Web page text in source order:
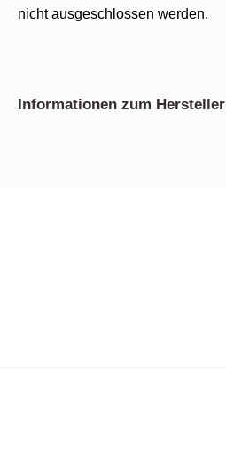
nicht ausgeschlossen werden.
Informationen zum Hersteller